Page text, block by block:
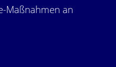
Maßnahmen an